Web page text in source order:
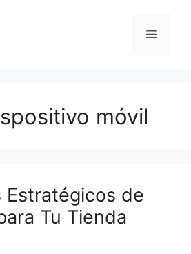
Menú
móvil
Estratégicos de
Tu Tienda